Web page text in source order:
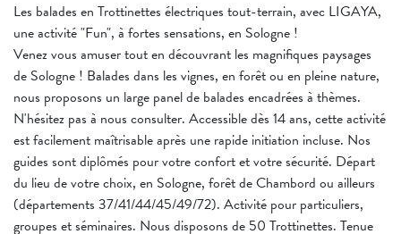
Les balades en Trottinettes électriques tout-terrain, avec LIGAYA,
une activité "Fun", à fortes sensations, en Sologne !
Venez vous amuser tout en découvrant les magnifiques paysages
de Sologne ! Balades dans les vignes, en forêt ou en pleine nature,
nous proposons un large panel de balades encadrées à thèmes.
N'hésitez pas à nous consulter. Accessible dès 14 ans, cette activité
est facilement maîtrisable après une rapide initiation incluse. Nos
guides sont diplômés pour votre confort et votre sécurité. Départ
du lieu de votre choix, en Sologne, forêt de Chambord ou ailleurs
(départements 37/41/44/45/49/72). Activité pour particuliers,
groupes et séminaires. Nous disposons de 50 Trottinettes. Tenue